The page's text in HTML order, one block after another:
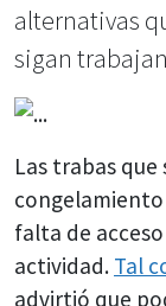
alternativas
sigan
Las trabas
falta de
actividad. Tal
advirtió que